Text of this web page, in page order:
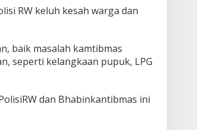
RW keluh kesah warga dan
baik masalah kamtibmas
seperti kelangkaan pupuk, LPG
dan Bhabinkantibmas ini